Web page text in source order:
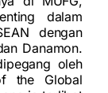
dalam
dengan
Danamon.
oleh
the Global